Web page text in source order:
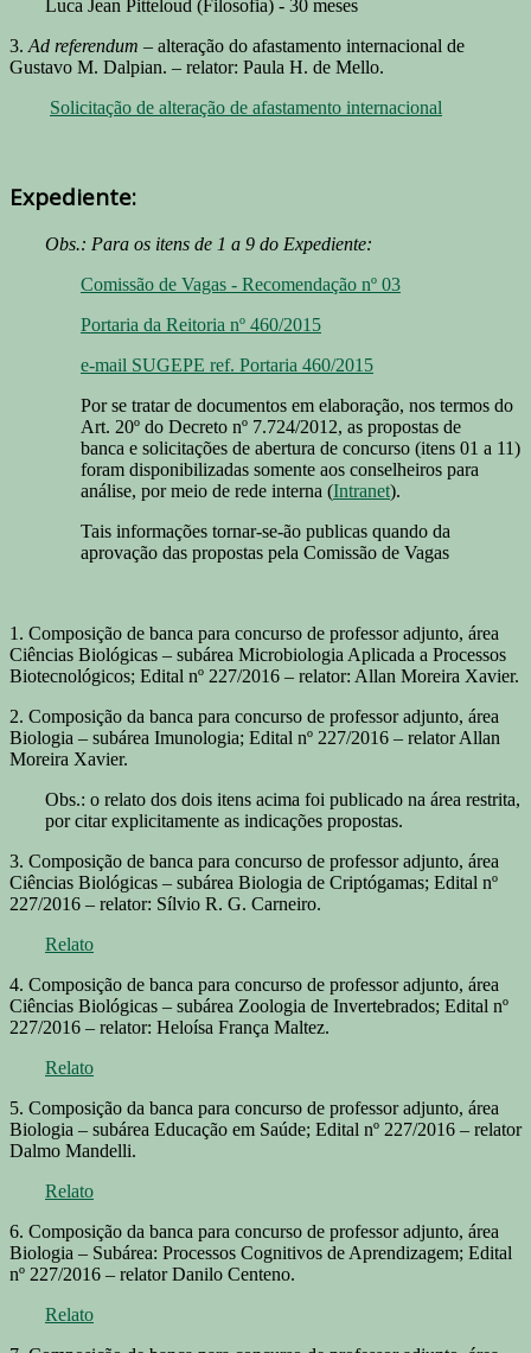
Luca Jean Pitteloud (Filosofia) - 30 meses
3. Ad referendum – alteração do afastamento internacional de
Gustavo M. Dalpian. – relator: Paula H. de Mello.
Solicitação de alteração de afastamento internacional
Expediente:
Obs.: Para os itens de 1 a 9 do Expediente:
Comissão de Vagas - Recomendação nº 03
Portaria da Reitoria nº 460/2015
e-mail SUGEPE ref. Portaria 460/2015
Por se tratar de documentos em elaboração, nos termos do
Art. 20º do Decreto nº 7.724/2012, as propostas de
banca e solicitações de abertura de concurso (itens 01 a 11)
foram disponibilizadas somente aos conselheiros para
análise, por meio de rede interna (Intranet).
Tais informações tornar-se-ão publicas quando da
aprovação das propostas pela Comissão de Vagas
1. Composição de banca para concurso de professor adjunto, área
Ciências Biológicas – subárea Microbiologia Aplicada a Processos
Biotecnológicos; Edital nº 227/2016 – relator: Allan Moreira Xavier.
2. Composição da banca para concurso de professor adjunto, área
Biologia – subárea Imunologia; Edital nº 227/2016 – relator Allan
Moreira Xavier.
Obs.: o relato dos dois itens acima foi publicado na área restrita,
por citar explicitamente as indicações propostas.
3. Composição de banca para concurso de professor adjunto, área
Ciências Biológicas – subárea Biologia de Criptógamas; Edital nº
227/2016 – relator: Sílvio R. G. Carneiro.
Relato
4. Composição de banca para concurso de professor adjunto, área
Ciências Biológicas – subárea Zoologia de Invertebrados; Edital nº
227/2016 – relator: Heloísa França Maltez.
Relato
5. Composição da banca para concurso de professor adjunto, área
Biologia – subárea Educação em Saúde; Edital nº 227/2016 – relator
Dalmo Mandelli.
Relato
6. Composição da banca para concurso de professor adjunto, área
Biologia – Subárea: Processos Cognitivos de Aprendizagem; Edital
nº 227/2016 – relator Danilo Centeno.
Relato